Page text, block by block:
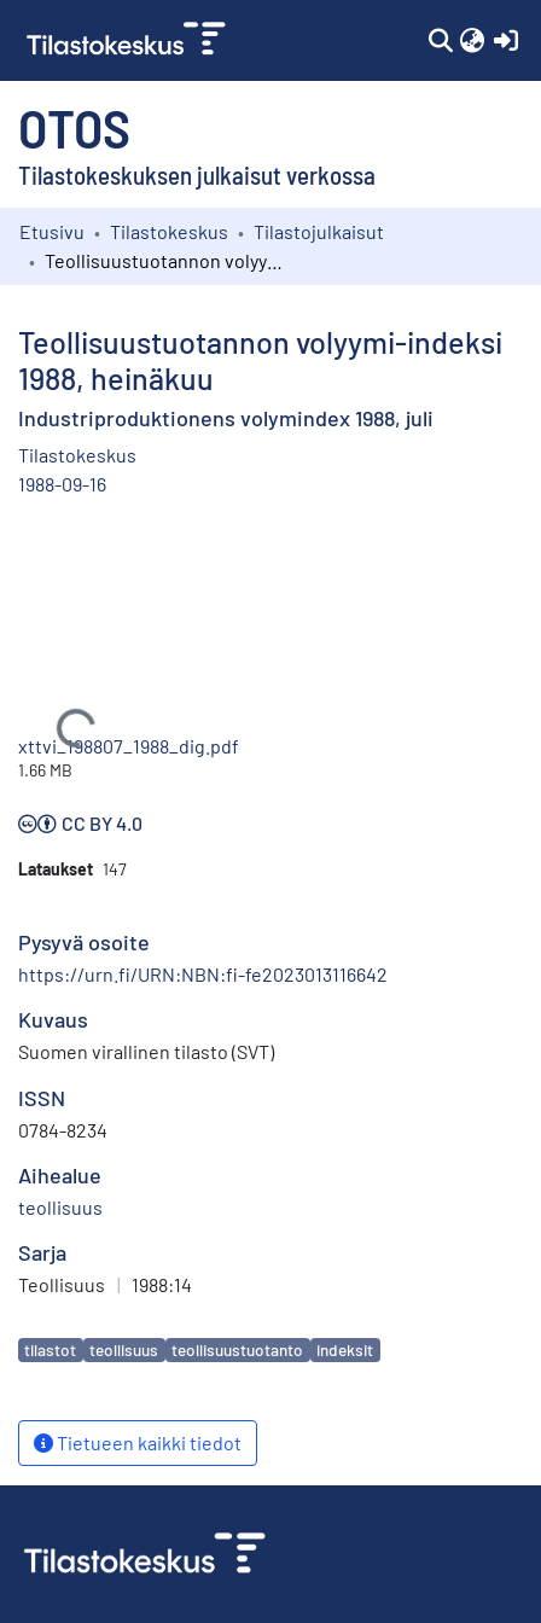
OTOS
Tilastokeskuksen julkaisut verkossa
Kokoelmat
Etusivu Tilastokeskus
Tilastojulkaisut
Teollisuustuotannon volyymi-indeksi
1988, heinäkuu
Industriproduktionens volymindex 1988, juli
Tilastokeskus
1988-09-16
Ladataan...
xttvi_198807_1988_dig.pdf
1.66 MB
CC BY 4.0
Lataukset 147
Pysyvä osoite
https://urn.fi/URN:NBN:fi-fe2023013116642
Kuvaus
Suomen virallinen tilasto (SVT)
ISSN
0784-8234
Aihealue
teollisuus
Sarja
Teollisuus | 1988:14
Avainsanat
tilastot teollisuus teollisuustuotanto indeksit
Tietueen kaikki tiedot